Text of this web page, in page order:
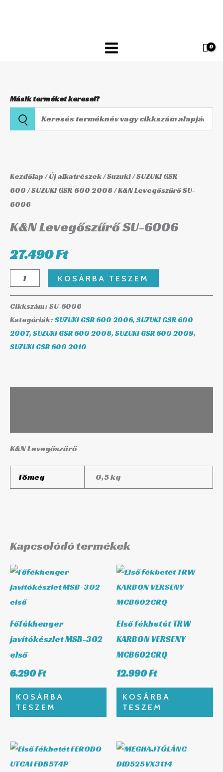
Másik terméket keresel?
Keresés
terméknév
alapján
Kezdőlap/Új alkatrészek/Suzuki/SUZUKI GSR
600/SUZUKI GSR 600 2008/ K&N Levegőszűrő SU-
6006
K&N Levegőszűrő SU-6006
27.490Ft
SU-
6006
mennyiség
KOSÁRBA TESZEM
Cikkszám: SU-6006
Kategóriák: SUZUKI GSR 600 2006, SUZUKI GSR 600
2007, SUZUKI GSR 600 2008, SUZUKI GSR 600 2009,
SUZUKI GSR 600 2010
K&N Levegőszűrő
Tömeg 0,5 kg
Kapcsolódó termékek
Főfékhenger
javítókészlet MSB-302
első
6.290Ft
KOSÁRBA
TESZEM
Első fékbetét TRW
KARBON VERSENY
MCB602CRQ
12.990Ft
KOSÁRBA
TESZEM